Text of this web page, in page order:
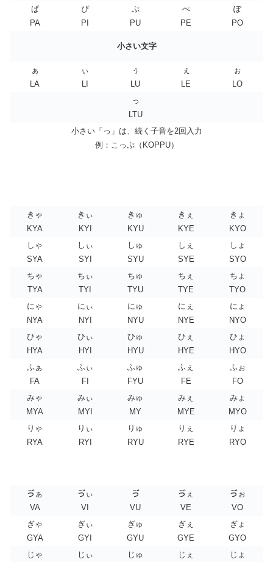
ぱ
PA
ぴ
PI
ぷ
PU
ぺ
PE
ぽ
PO
小さい文字
ぁ
LA
ぃ
LI
ぅ
LU
ぇ
LE
ぉ
LO
っ
LTU
小さい「っ」は、続く子音を2回入力
例：こっぷ（KOPPU）
きゃ
KYA
きぃ
KYI
きゅ
KYU
きぇ
KYE
きょ
KYO
しゃ
SYA
しぃ
SYI
しゅ
SYU
しぇ
SYE
しょ
SYO
ちゃ
TYA
ちぃ
TYI
ちゅ
TYU
ちぇ
TYE
ちょ
TYO
にゃ
NYA
にぃ
NYI
にゅ
NYU
にぇ
NYE
にょ
NYO
ひゃ
HYA
ひぃ
HYI
ひゅ
HYU
ひぇ
HYE
ひょ
HYO
ふぁ
FA
ふぃ
FI
ふゅ
FYU
ふぇ
FE
ふぉ
FO
みゃ
MYA
みぃ
MYI
みゅ
MY
みぇ
MYE
みょ
MYO
りゃ
RYA
りぃ
RYI
りゅ
RYU
りぇ
RYE
りょ
RYO
ゔぁ
VA
ゔぃ
VI
ゔ
VU
ゔぇ
VE
ゔぉ
VO
ぎゃ
GYA
ぎぃ
GYI
ぎゅ
GYU
ぎぇ
GYE
ぎょ
GYO
じゃ
じぃ じゅ じぇ じょ